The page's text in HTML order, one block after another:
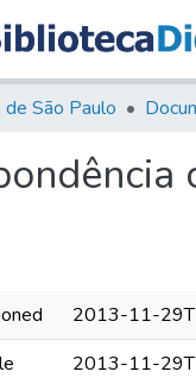
São Paulo
2013-11-
2013-11-